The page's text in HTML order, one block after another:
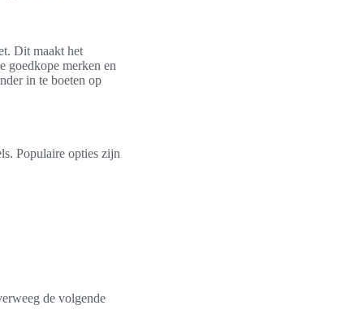
Dit maakt het
goedkope merken en
in te boeten op
Populaire opties zijn
de volgende